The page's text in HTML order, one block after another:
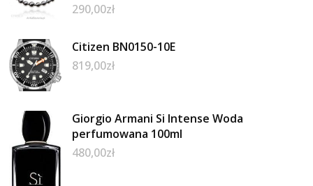
290,00zł
Citizen BN0150-10E
819,00zł
Giorgio Armani Si Intense Woda
perfumowana 100ml
480,00zł